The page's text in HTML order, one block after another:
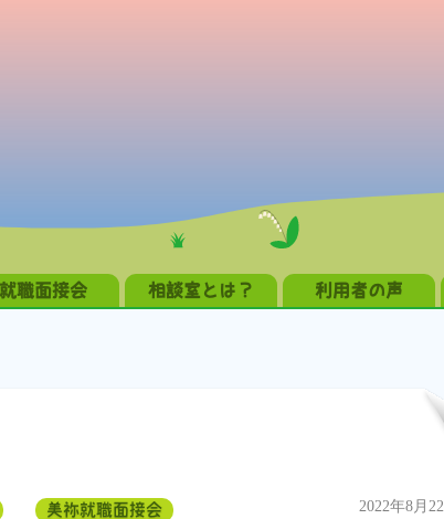
就職面接会 相談室とは？ 利用者の声
美祢就職面接会
2022年8月22